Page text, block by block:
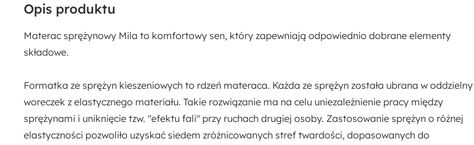
Opis produktu
Materac sprężynowy Mila to komfortowy sen, który zapewniają odpowiednio dobrane elementy
składowe.
Formatka ze sprężyn kieszeniowych to rdzeń materaca. Każda ze sprężyn została ubrana w oddzielny
woreczek z elastycznego materiału. Takie rozwiązanie ma na celu uniezależnienie pracy między
sprężynami i uniknięcie tzw. "efektu fali" przy ruchach drugiej osoby. Zastosowanie sprężyn o różnej
elastyczności pozwoliło uzyskać siedem zróżnicowanych stref twardości, dopasowanych do